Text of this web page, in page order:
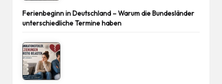
Ferienbeginn in Deutschland – Warum die Bundesländer
unterschiedliche Termine haben